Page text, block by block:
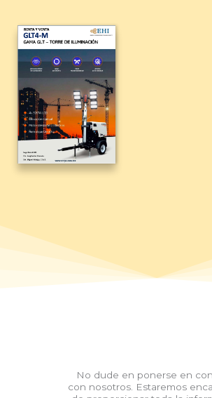
No dude en ponerse en
con nosotros. Estaremos